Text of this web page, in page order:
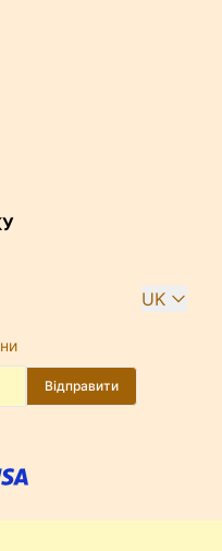
UK
Відправити